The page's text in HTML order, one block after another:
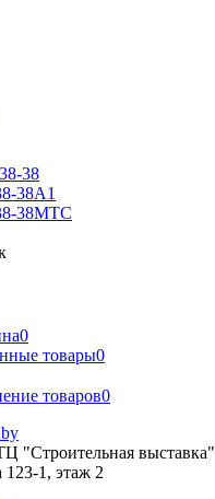
38
38A1
38МТС
0
товары0
товаров0
"Строительная выставка"
123-1, этаж 2